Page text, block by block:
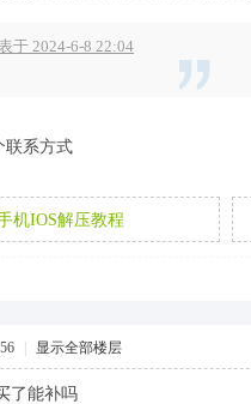
于 2024-6-8 22:04
联系方式
机IOS解压教程
显示全部楼层
了能补吗